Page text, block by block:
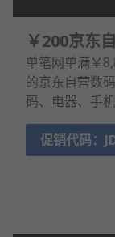
￥200京东
单笔网单满￥
的京东自营数
码、电器、手
促销代码：